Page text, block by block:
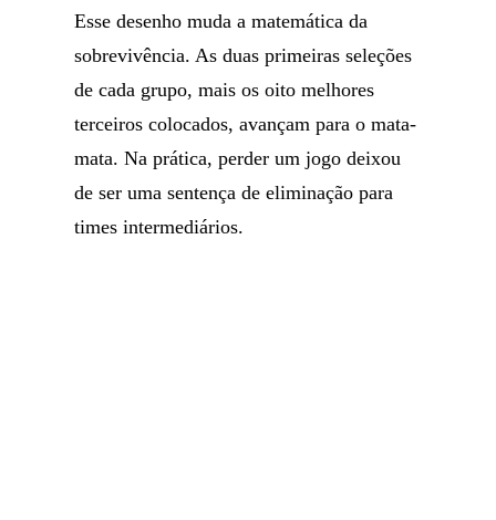
Esse desenho muda a matemática da
sobrevivência. As duas primeiras seleções
de cada grupo, mais os oito melhores
terceiros colocados, avançam para o mata-
mata. Na prática, perder um jogo deixou
de ser uma sentença de eliminação para
times intermediários.